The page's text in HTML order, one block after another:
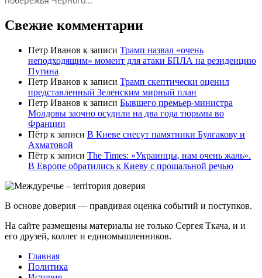
Свежие комментарии
Петр Иванов к записи Трамп назвал «очень
неподходящим» момент для атаки БПЛА на резиденцию
Путина
Петр Иванов к записи Трамп скептически оценил
представленный Зеленским мирный план
Петр Иванов к записи Бывшего премьер-министра
Молдовы заочно осудили на два года тюрьмы во
Франции
Пётр к записи В Киеве снесут памятники Булгакову и
Ахматовой
Пётр к записи Тhe Times: «Украинцы, нам очень жаль».
В Европе обратились к Киеву с прощальной речью
В основе доверия — правдивая оценка событий и поступков.
На сайте размещены материалы не только Сергея Ткача, и и
его друзей, коллег и единомышленников.
Главная
Политика